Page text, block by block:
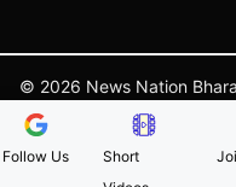
© 2026 News Nation
|Contact Us |Policies
Follow Us
Short